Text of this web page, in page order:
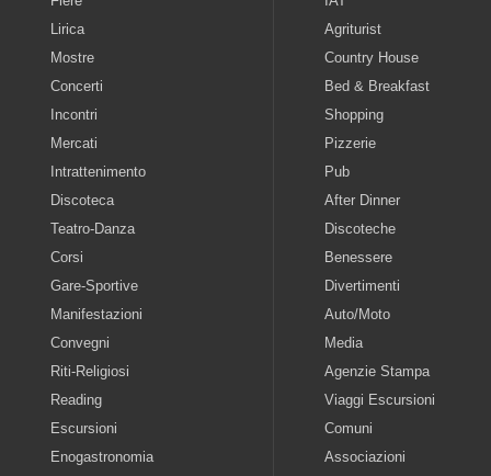
Lirica
Mostre
Concerti
Incontri
Mercati
Intrattenimento
Discoteca
Teatro-Danza
Corsi
Gare-Sportive
Manifestazioni
Convegni
Riti-Religiosi
Reading
Escursioni
Enogastronomia
Agriturist
Country House
Bed & Breakfast
Shopping
Pizzerie
Pub
After Dinner
Discoteche
Benessere
Divertimenti
Auto/Moto
Media
Agenzie Stampa
Viaggi Escursioni
Comuni
Associazioni